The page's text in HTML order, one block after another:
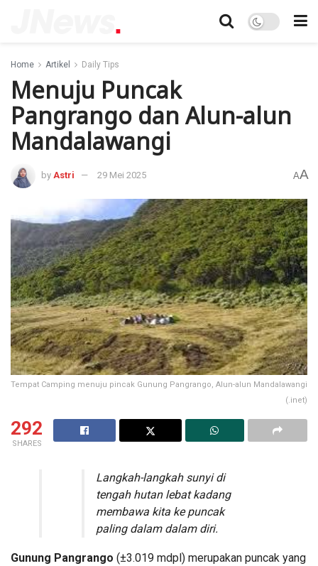
Home Artikel Daily Tips
Menuju Puncak
Pangrango dan Alun-alun
Mandalawangi
by Astri 29 Mei 2025 AA
Tempat Camping menuju pincak Gunung Pangrango, Alun-alun Mandalawangi
(.inet)
292
SHARES
Langkah-langkah sunyi di
tengah hutan lebat kadang
membawa kita ke puncak
paling dalam dalam diri.
Gunung Pangrango (±3.019 mdpl) merupakan puncak yang